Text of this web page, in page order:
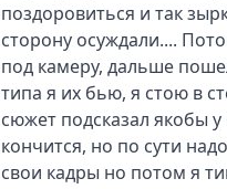
поздоровиться и так
сторону осуждали....
под камеру, дальше
типа я их бью, я стою в
сюжет подсказал якобы
кончится, но по сути
свои кадры но потом я